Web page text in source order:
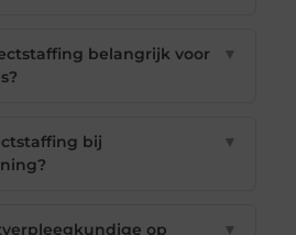
belangrijk voor
▼
bij
▼
op ▼